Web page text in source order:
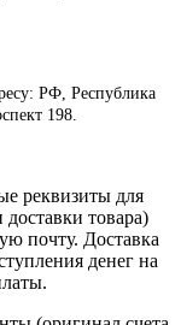
РФ, Республика
198.
реквизиты для
товара)
почту. Доставка
денег на